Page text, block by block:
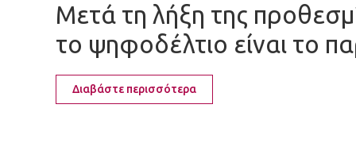
Μετά τη λήξη της
το ψηφοδέλτιο είναι το
Διαβάστε περισσότερα